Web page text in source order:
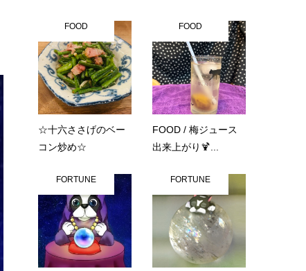
FOOD
☆十六ささげのベー
コン炒め☆
FOOD
FOOD / 梅ジュース
出来上がり🍹...
FORTUNE FORTUNE